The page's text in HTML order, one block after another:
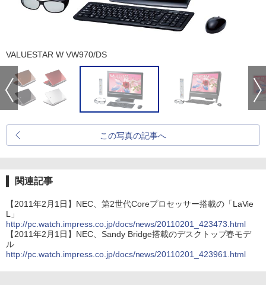
VALUESTAR W VW970/DS
この写真の記事へ
関連記事
【2011年2月1日】NEC、第2世代Coreプロセッサー搭載の「LaVie
L」
http://pc.watch.impress.co.jp/docs/news/20110201_423473.html
【2011年2月1日】NEC、Sandy Bridge搭載のデスクトップ春モデ
ル
http://pc.watch.impress.co.jp/docs/news/20110201_423961.html